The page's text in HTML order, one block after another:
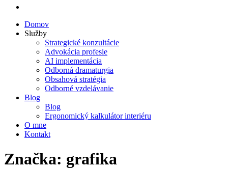
Domov
Služby
Strategické konzultácie
Advokácia profesie
AI implementácia
Odborná dramaturgia
Obsahová stratégia
Odborné vzdelávanie
Blog
Blog
Ergonomický kalkulátor interiéru
O mne
Kontakt
Značka: grafika